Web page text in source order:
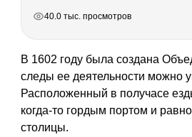
40.0 тыс. просмотров
В 1602 году была создана
следы ее деятельности можно
Расположенный в получасе
когда-то гордым портом и
столицы.